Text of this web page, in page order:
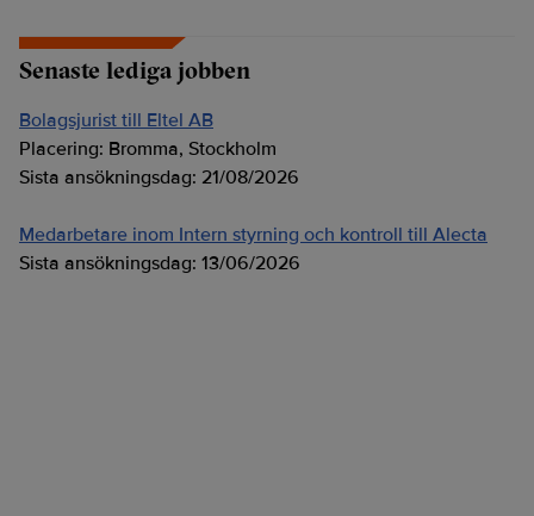
Senaste lediga jobben
Bolagsjurist till Eltel AB
Placering: Bromma, Stockholm
Sista ansökningsdag: 21/08/2026
Medarbetare inom Intern styrning och kontroll till Alecta
Sista ansökningsdag: 13/06/2026